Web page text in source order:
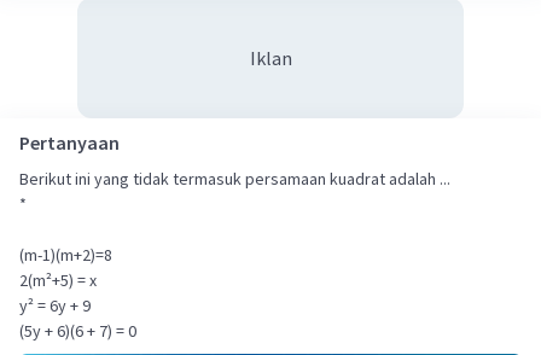
Iklan
Pertanyaan
Berikut ini yang tidak termasuk persamaan kuadrat adalah ...
*
(m-1)(m+2)=8
2(m²+5) = x
y² = 6y + 9
(5y + 6)(6 + 7) = 0